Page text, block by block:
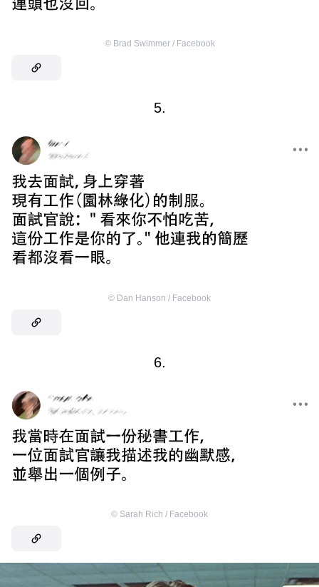
© Brad Swimmer / Facebook
5.
© Dan Hanson / Facebook
6.
© Sarah Rich / Facebook